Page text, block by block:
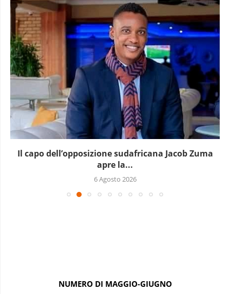
Si aggrava la crisi in Repubblica Democratica
5 Agosto 2026